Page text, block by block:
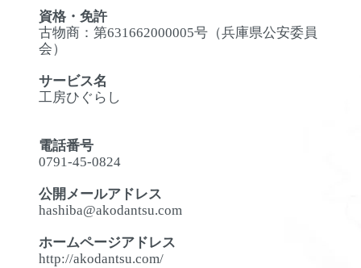
資格・免許
古物商：第631662000005号（兵庫県公安委員
会）
サービス名
工房ひぐらし
電話番号
0791-45-0824
公開メールアドレス
hashiba@akodantsu.com
ホームページアドレス
http://akodantsu.com/